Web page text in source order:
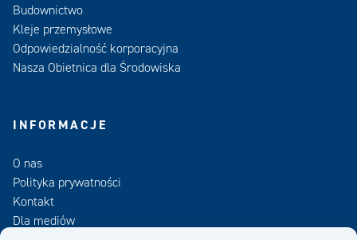
Budownictwo
Kleje przemysłowe
Odpowiedzialność korporacyjna
Nasza Obietnica dla Środowiska
INFORMACJE
O nas
Polityka prywatności
Kontakt
Dla mediów